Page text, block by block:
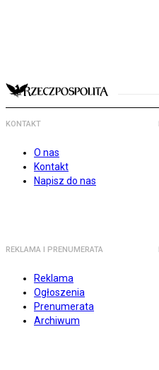
KONTAKT
O nas
Kontakt
Napisz do nas
REKLAMA I PRENUMERATA
Reklama
Ogłoszenia
Prenumerata
Archiwum